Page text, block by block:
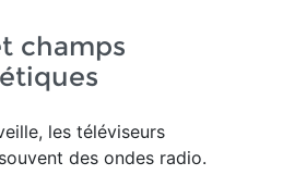
champs
les téléviseurs
des ondes radio.